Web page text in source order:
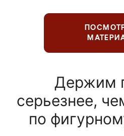
Держим
серьезнее,
по